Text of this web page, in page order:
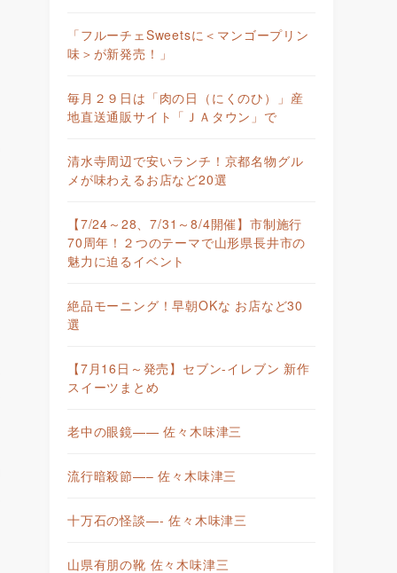
「フルーチェSweetsに＜マンゴープリン
味＞が新発売！」
毎月２９日は「肉の日（にくのひ）」産
地直送通販サイト「ＪＡタウン」で
清水寺周辺で安いランチ！京都名物グル
メが味わえるお店など20選
【7/24～28、7/31～8/4開催】市制施行
70周年！２つのテーマで山形県長井市の
魅力に迫るイベント
絶品モーニング！早朝OKな お店など30
選
【7月16日～発売】セブン-イレブン 新作
スイーツまとめ
老中の眼鏡—— 佐々木味津三
流行暗殺節—– 佐々木味津三
十万石の怪談—- 佐々木味津三
山県有朋の靴 佐々木味津三